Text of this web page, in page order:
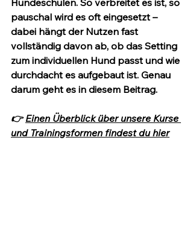
Hundeschulen. So verbreitet es ist, so
pauschal wird es oft eingesetzt –
dabei hängt der Nutzen fast
vollständig davon ab, ob das Setting
zum individuellen Hund passt und wie
durchdacht es aufgebaut ist. Genau
darum geht es in diesem Beitrag.
👉 Einen Überblick über unsere Kurse
und Trainingsformen findest du hier